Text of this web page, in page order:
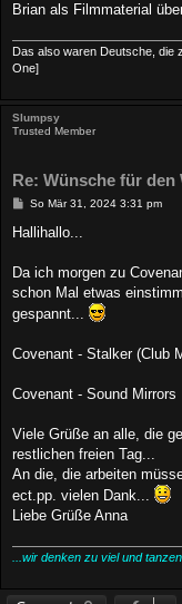
Brian als Filmmaterial
Das also waren Deutsche, die
One]
Slumpsy
Trusted Member
Re: Wünsche für den
B
i
a
So Mär 31, 2024 3:31 pm
Hallihallo...
Da ich morgen zu
schon Mal etwas
gespannt...
Covenant - Stalker (Club
Covenant - Sound Mirrors
Viele Grüße an alle, die
restlichen freien Tag...
An die, die arbeiten
ect.pp. vielen Dank...
Liebe Grüße Anna
...wir denken zu viel und tanzen